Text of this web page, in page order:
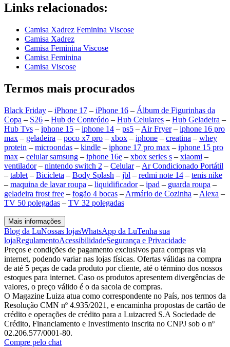
Links relacionados:
Camisa Xadrez Feminina Viscose
Camisa Xadrez
Camisa Feminina Viscose
Camisa Feminina
Camisa Viscose
Termos mais procurados
Black Friday – iPhone 17 – iPhone 16 – Álbum de Figurinhas da
Copa – S26 – Hub de Conteúdo – Hub Celulares – Hub Geladeira –
Hub Tvs – iphone 15 – iphone 14 – ps5 – Air Fryer– iphone 16 pro
max – geladeira – poco x7 pro – xbox – iphone – creatina – whey
protein – microondas – kindle – iphone 17 pro max – iphone 15 pro
max – celular samsung – iphone 16e – xbox series s – xiaomi –
ventilador– nintendo switch 2 – Celular– Ar Condicionado Portátil
– tablet – Bicicleta – Body Splash – jbl – redmi note 14 – tenis nike
– maquina de lavar roupa – liquidificador– ipad – guarda roupa –
geladeira frost free – fogão 4 bocas – Armário de Cozinha – Alexa –
TV 50 polegadas – TV 32 polegadas
Mais informações
Blog da LuNossas lojasWhatsApp da LuTenha sua
lojaRegulamentoAcessibilidadeSegurança e Privacidade
Preços e condições de pagamento exclusivos para compras via
internet, podendo variar nas lojas físicas. Ofertas válidas na compra
de até 5 peças de cada produto por cliente, até o término dos nossos
estoques para internet. Caso os produtos apresentem divergências de
valores, o preço válido é o da sacola de compras.
O Magazine Luiza atua como correspondente no País, nos termos da
Resolução CMN nº 4.935/2021, e encaminha propostas de cartão de
crédito e operações de crédito para a Luizacred S.A Sociedade de
Crédito, Financiamento e Investimento inscrita no CNPJ sob o nº
02.206.577/0001-80.
Compre pelo chat